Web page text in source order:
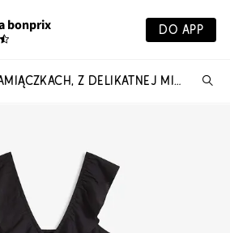
bonprix DO APP
SUKIENKA NA RAMIĄCZKACH, Z DELIKATNEJ MIESZANKI WISKOZY